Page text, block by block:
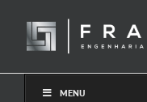
conteúdo
MENU